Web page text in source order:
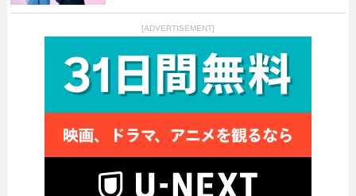
[ADVERTISEMENT]